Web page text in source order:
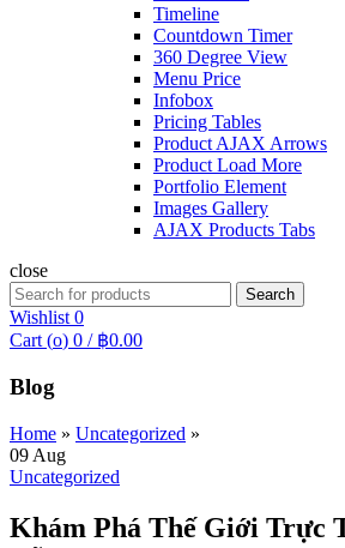
Timeline
Countdown Timer
360 Degree View
Menu Price
Infobox
Pricing Tables
Product AJAX Arrows
Product Load More
Portfolio Element
Images Gallery
AJAX Products Tabs
close
Search
for:
Search
Wishlist 0
Cart (o) 0 / ฿0.00
Blog
Home » Uncategorized »
09 Aug
Uncategorized
Khám Phá Thế Giới Trực